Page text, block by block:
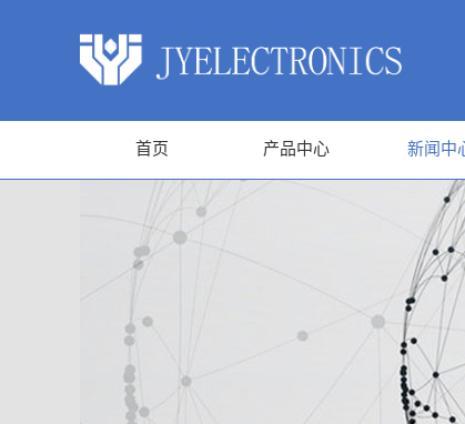
首页 产品中心 新闻中